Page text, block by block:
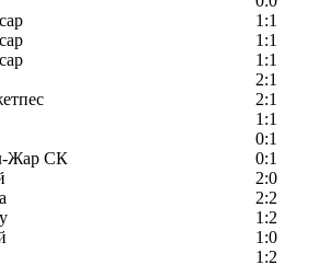
1:1
1:1
1:1
2:1
2:1
1:1
0:1
Жар СК
0:1
2:0
2:2
1:2
1:0
1:2